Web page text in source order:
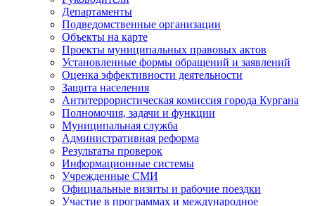
Департаменты
Подведомственные организации
Объекты на карте
Проекты муниципальных правовых актов
Установленные формы обращений и заявлений
Оценка эффективности деятельности
Защита населения
Антитеррористическая комиссия города Кургана
Полномочия, задачи и функции
Муниципальная служба
Административная реформа
Результаты проверок
Информационные системы
Учрежденные СМИ
Официальные визиты и рабочие поездки
Участие в программах и международное